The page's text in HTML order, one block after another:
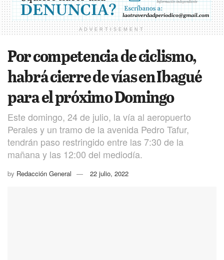
ADVERTISEMENT
Por competencia de ciclismo,
habrá cierre de vías en Ibagué
para el próximo Domingo
Este domingo, 24 de julio, la vía al aeropuerto
Perales y un tramo de la avenida Pedro Tafur,
tendrán paso restringido entre las 7:30 de la
mañana y las 12:00 del mediodía.
by Redacción General 22 julio, 2022